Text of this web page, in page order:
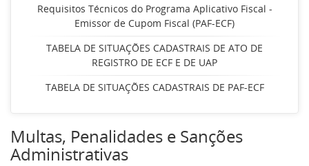
Requisitos Técnicos do Programa Aplicativo Fiscal -
Emissor de Cupom Fiscal (PAF-ECF)
TABELA DE SITUAÇÕES CADASTRAIS DE ATO DE
REGISTRO DE ECF E DE UAP
TABELA DE SITUAÇÕES CADASTRAIS DE PAF-ECF
Multas, Penalidades e Sanções
Administrativas